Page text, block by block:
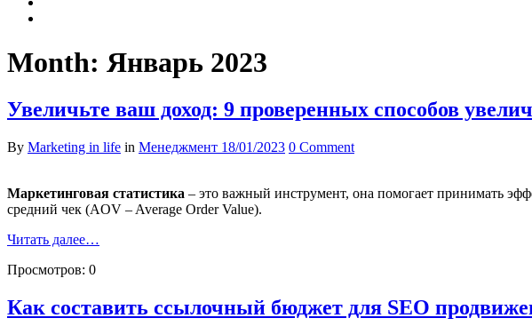
Month: Январь 2023
Увеличьте ваш доход: 9 проверенных способов
By Marketing in life in Менеджмент 18/01/2023 0 Comment
Маркетинговая статистика – это важный инструмент, она помогает принимать
средний чек (AOV – Average Order Value).
Читать далее…
Просмотров: 0
Как составить ссылочный бюджет для SEO